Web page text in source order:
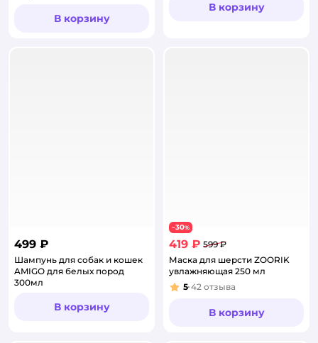
В корзину
В корзину
499 ₽
Шампунь для собак и кошек
AMIGO для белых пород
300мл
В корзину
−30%
419 ₽ 599 ₽
Маска для шерсти ZOORIK
увлажняющая 250 мл
Рейтинг:
5 42 отзыва
В корзину